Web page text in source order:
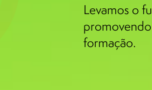
Levamos o
formação.